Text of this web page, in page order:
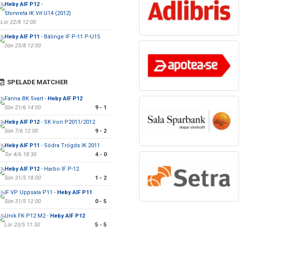
Heby AIF P12-
Storvreta IK Vit U14 (2012)
Lör 22/8 12:00
Heby AIF P11 - Bälinge IF P-11 P-U15
Sön 23/8 12:00
SPELADE MATCHER
Fanna BK Svart - Heby AIF P12
Sön 21/6 14:00
9 - 1
Heby AIF P12- SK Iron P2011/2012
Sön 7/6 12:00
9 - 2
Heby AIF P11 - Södra Trögds IK 2011
Tor 4/6 18:30
4 - 0
Heby AIF P12- Harbo IF P-12
Sön 31/5 18:00
1 - 2
IF VP Uppsala P11 - Heby AIF P11
Sön 31/5 12:00
0 - 5
Unik FK P12 M2 - Heby AIF P12
Lör 23/5 11:30
5 - 5